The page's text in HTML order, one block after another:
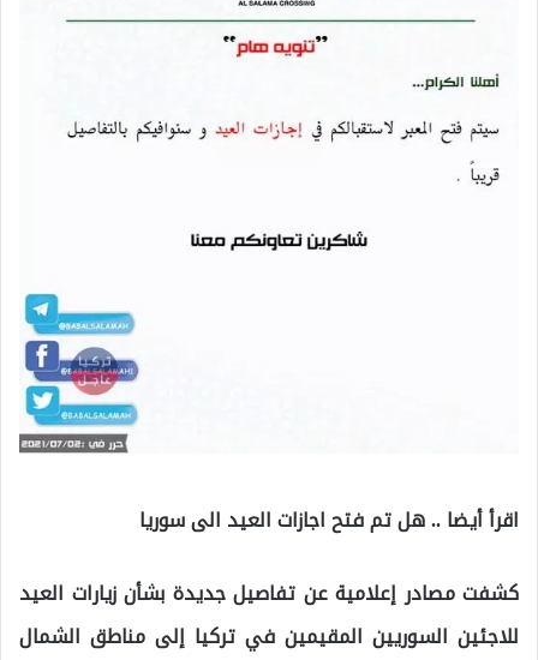
اقرأ أيضا .. هل تم فتح اجازات العيد الى سوريا
كشفت مصادر إعلامية عن تفاصيل جديدة بشأن زيارات العيد
للاجئين السوريين المقيمين في تركيا إلى مناطق الشمال